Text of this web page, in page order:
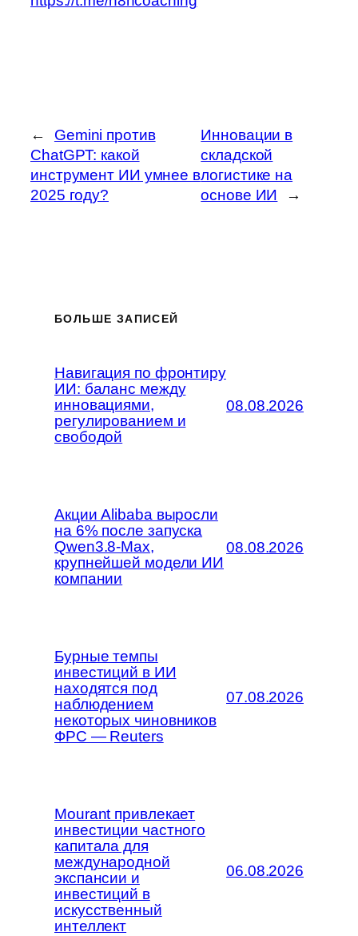
←
Gemini против
ChatGPT: какой
инструмент ИИ умнее в
2025 году?
Инновации в
складской
логистике на
основе ИИ
→
БОЛЬШЕ ЗАПИСЕЙ
Навигация по фронтиру
ИИ: баланс между
инновациями,
регулированием и
свободой
08.08.2026
Акции Alibaba выросли
на 6% после запуска
Qwen3.8-Max,
крупнейшей модели ИИ
компании
08.08.2026
Бурные темпы
инвестиций в ИИ
находятся под
наблюдением
некоторых чиновников
ФРС — Reuters
07.08.2026
Mourant привлекает
инвестиции частного
капитала для
международной
экспансии и
инвестиций в
искусственный
интеллект
06.08.2026